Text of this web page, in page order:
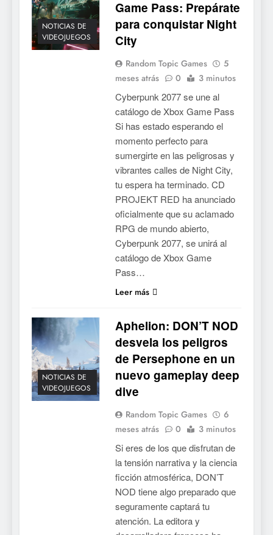
NOTICIAS DE
VIDEOJUEGOS
Game Pass: Prepárate
para conquistar Night
City
Random Topic Games
5
meses atrás
0 3 minutos
Cyberpunk 2077 se une al
catálogo de Xbox Game Pass
Si has estado esperando el
momento perfecto para
sumergirte en las peligrosas y
vibrantes calles de Night City,
tu espera ha terminado. CD
PROJEKT RED ha anunciado
oficialmente que su aclamado
RPG de mundo abierto,
Cyberpunk 2077, se unirá al
catálogo de Xbox Game
Pass…
Leer más
NOTICIAS DE
VIDEOJUEGOS
Aphelion: DON’T NOD
desvela los peligros
de Persephone en un
nuevo gameplay deep
dive
Random Topic Games
6
meses atrás
0 3 minutos
Si eres de los que disfrutan de
la tensión narrativa y la ciencia
ficción atmosférica, DON’T
NOD tiene algo preparado que
seguramente captará tu
atención. La editora y